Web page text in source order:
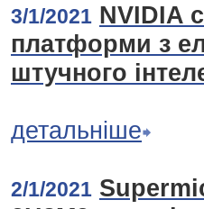
3/1/2021 NVIDIA
платформи з
штучного
детальніше
2/1/2021